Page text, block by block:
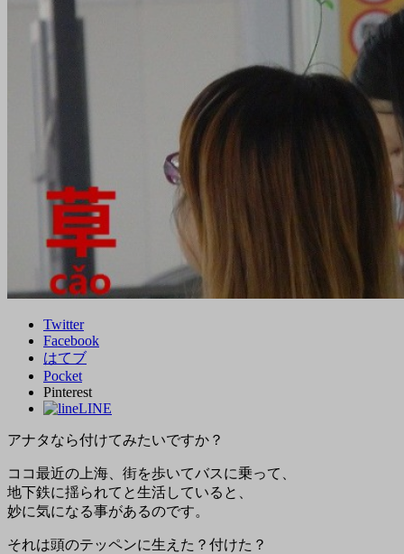
Twitter
Facebook
はてブ
Pocket
Pinterest
LINE
アナタなら付けてみたいですか？
ココ最近の上海、街を歩いてバスに乗って、
地下鉄に揺られてと生活していると、
妙に気になる事があるのです。
それは頭のテッペンに生えた？付けた？